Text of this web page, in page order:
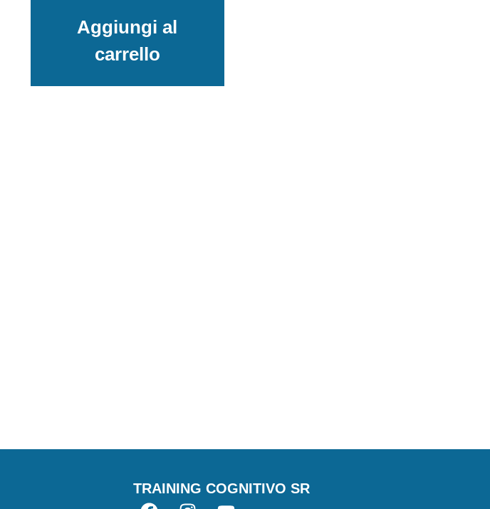
Aggiungi al
carrello
TRAINING COGNITIVO SR